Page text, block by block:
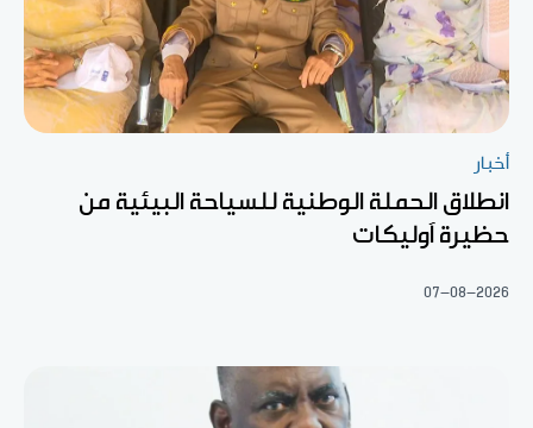
أخبار
انطلاق الحملة الوطنية للسياحة البيئية من
حظيرة آوليكات
07-08-2026